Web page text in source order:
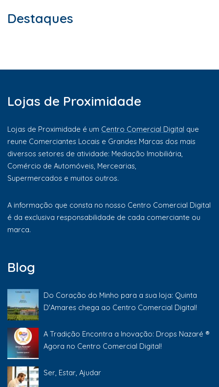
Destaques
Lojas de Proximidade
Lojas de Proximidade é um Centro Comercial Digital que
reune Comerciantes Locais e Grandes Marcas dos mais
diversos setores de atividade: Mediação Imobiliária,
Comércio de Automóveis, Mercearias,
Supermercados e muitos outros.
A informação que consta no nosso Centro Comercial Digital
é da exclusiva responsabilidade de cada comerciante ou
marca.
Blog
Do Coração do Minho para a sua loja: Quinta
D'Amares chega ao Centro Comercial Digital!
A Tradição Encontra a Inovação: Drops Nazaré ®
Agora no Centro Comercial Digital!
Ser, Estar, Ajudar